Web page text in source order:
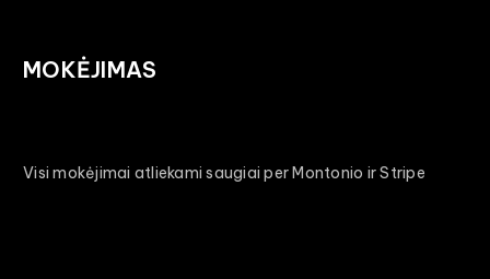
MOKĖJIMAS
Visi mokėjimai atliekami saugiai per Montonio ir Stripe